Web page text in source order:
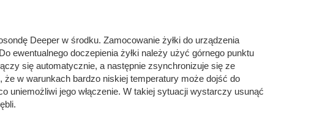
Deeper w środku. Zamocowanie żyłki do urządzenia
ewentualnego doczepienia żyłki należy użyć górnego punktu
się automatycznie, a następnie zsynchronizuje się ze
w warunkach bardzo niskiej temperatury może dojść do
uniemożliwi jego włączenie. W takiej sytuacji wystarczy usunąć